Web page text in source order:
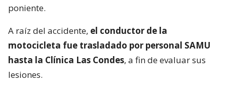
poniente.
A raíz del accidente, el conductor de la
motocicleta fue trasladado por personal SAMU
hasta la Clínica Las Condes, a fin de evaluar sus
lesiones.